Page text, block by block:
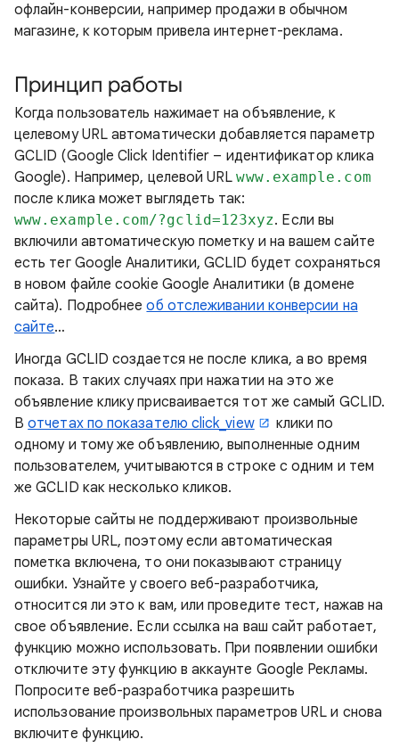
офлайн-конверсии, например продажи в обычном
магазине, к которым привела интернет-реклама.
Принцип работы
Когда пользователь нажимает на объявление, к
целевому URL автоматически добавляется параметр
GCLID (Google Click Identifier – идентификатор клика
Google). Например, целевой URLwww.example.com
после клика может выглядеть так:
www.example.com/?gclid=123xyz. Если вы
включили автоматическую пометку и на вашем сайте
есть тег Google Аналитики, GCLID будет сохраняться
в новом файле cookie Google Аналитики (в домене
сайта). Подробнееоб отслеживании конверсии на
сайте…
Иногда GCLID создается не после клика, а во время
показа. В таких случаях при нажатии на это же
объявление клику присваивается тот же самый GCLID.
Вотчетах по показателю click_view
клики по
одному и тому же объявлению, выполненные одним
пользователем, учитываются в строке с одним и тем
же GCLID как несколько кликов.
Некоторые сайты не поддерживают произвольные
параметры URL, поэтому если автоматическая
пометка включена, то они показывают страницу
ошибки. Узнайте у своего веб-разработчика,
относится ли это к вам, или проведите тест, нажав на
свое объявление. Если ссылка на ваш сайт работает,
функцию можно использовать. При появлении ошибки
отключите эту функцию в аккаунте Google Рекламы.
Попросите веб-разработчика разрешить
использование произвольных параметров URL и снова
включите функцию.